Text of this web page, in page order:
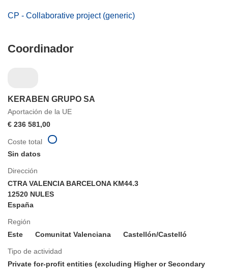
CP - Collaborative project (generic)
Coordinador
KERABEN GRUPO SA
Aportación de la UE
€ 236 581,00
Dirección
CTRA VALENCIA BARCELONA KM44.3
12520 NULES
España
Región
Este
Comunitat Valenciana Castellón/Castelló
Tipo de actividad
Private for-profit entities (excluding Higher or Secondary
Coste total
Sin datos